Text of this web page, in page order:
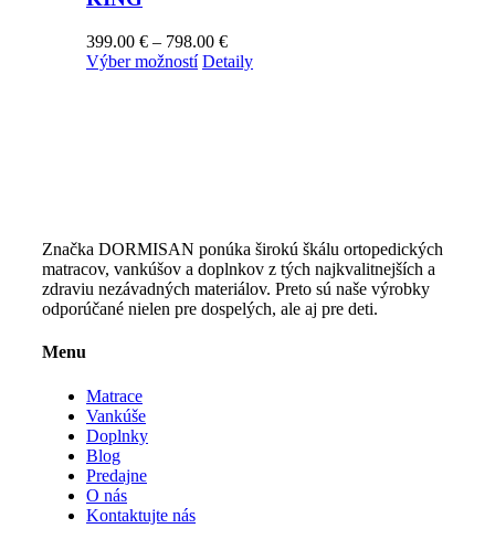
vybrať
na
399.00 € – 798.00 €Price
range:
Výber možností Tento
stránke
produktu.
Detaily
Značka DORMISAN ponúka širokú škálu ortopedických
matracov, vankúšov a doplnkov z tých najkvalitnejších a
zdraviu nezávadných materiálov. Preto sú naše výrobky
odporúčané nielen pre dospelých, ale aj pre deti.
Menu
Matrace
Vankúše
Doplnky
Blog
Predajne
O nás
Kontaktujte nás